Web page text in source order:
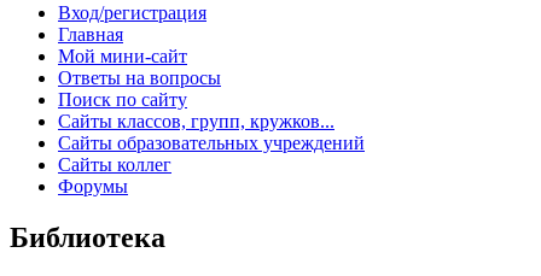
Вход/регистрация
Главная
Мой мини-сайт
Ответы на вопросы
Поиск по сайту
Сайты классов, групп, кружков...
Сайты образовательных учреждений
Сайты коллег
Форумы
Библиотека